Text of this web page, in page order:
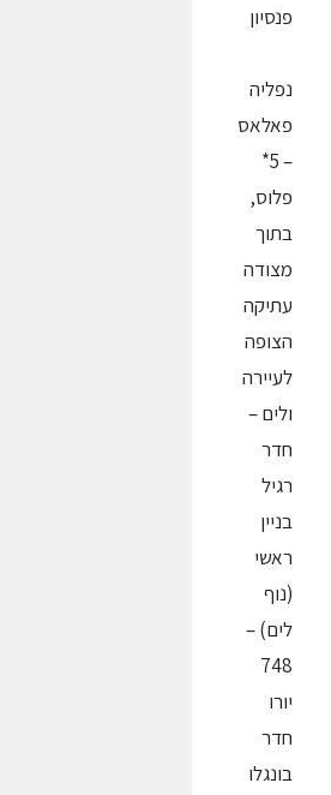
פנסיון
נפליה
פאלאס
– 5*
פלוס,
בתוך
מצודה
עתיקה
הצופה
לעיירה
ולים –
חדר
רגיל
בניין
ראשי
(נוף
לים) –
748
יורו
חדר
בונגלו